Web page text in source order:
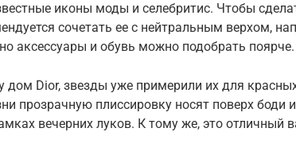
иконы моды и селебритис. Чтобы
сочетать ее с нейтральным верхом,
аксессуары и обувь можно подобрать поярче.
дом Dior, звезды уже примерили их для
прозрачную плиссировку носят поверх боди и
вечерних луков. К тому же, это отличный